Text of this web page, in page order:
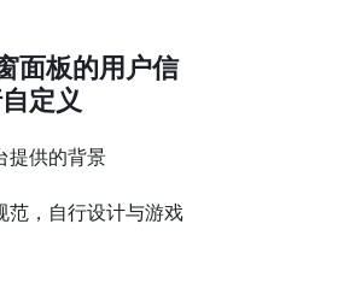
面板的用户信
定义
提供的背景
范，自行设计与游戏